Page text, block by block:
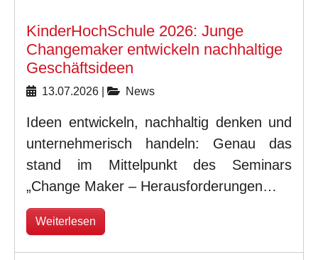
KinderHochSchule 2026: Junge
Changemaker entwickeln nachhaltige
Geschäftsideen
13.07.2026 News
Ideen entwickeln, nachhaltig denken und
unternehmerisch handeln: Genau das
stand im Mittelpunkt des Seminars
„Change Maker – Herausforderungen…
Weiterlesen